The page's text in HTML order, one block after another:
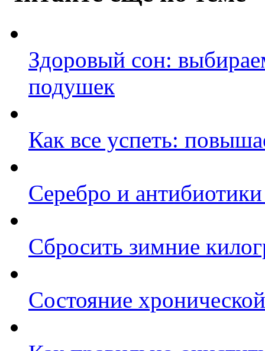
Здоровый сон:
подушек
Как все успеть:
Серебро и
Сбросить зимние
Состояние